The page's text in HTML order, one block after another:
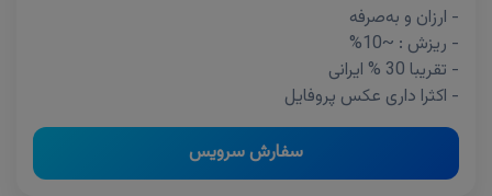
- ارزان و به‌صرفه
- ریزش : ~10%
- تقریبا 30 % ایرانی
- اکثرا داری عکس پروفایل
سفارش سرویس